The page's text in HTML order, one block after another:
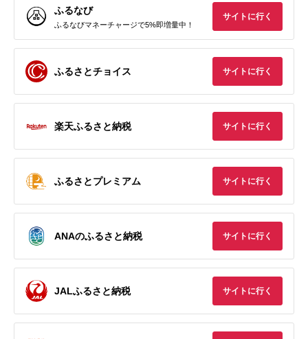
ふるなび
ふるなびマネーチャージで5%即増量中！
サイトに行く
ふるさとチョイス サイトに行く
楽天ふるさと納税 サイトに行く
ふるさとプレミアム サイトに行く
ANAのふるさと納税 サイトに行く
JALふるさと納税 サイトに行く